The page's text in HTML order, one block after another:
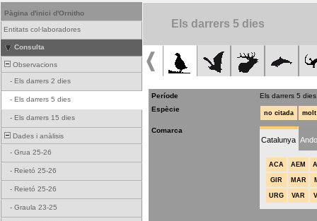
Pàgina d'inici d'Ornitho
Entitats col·laboradores
Consulta
Observacions
- Els darrers 2 dies
- Els darrers 5 dies
- Els darrers 15 dies
Dades i anàlisis
- Grua 25-26
- Reietó 25-26
- Reietó 25-26
- Graula 23-25
Els darrers 5 dies
Període
Els darrers 5 dies
Espècie
no citada
Comarca
Catalunya
ACA AEM
GIR MAR
URG VAR